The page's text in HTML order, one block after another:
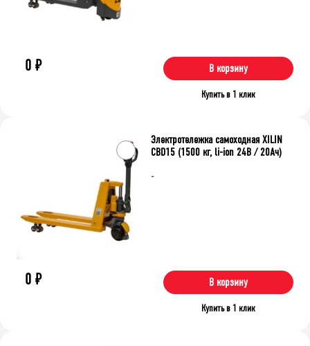
0 ₽ В корзину
Купить в 1 клик
-
Электротележка самоходная XILIN
CBD15 (1500 кг, li-ion 24В / 20Ач)
0 ₽ В корзину
Купить в 1 клик